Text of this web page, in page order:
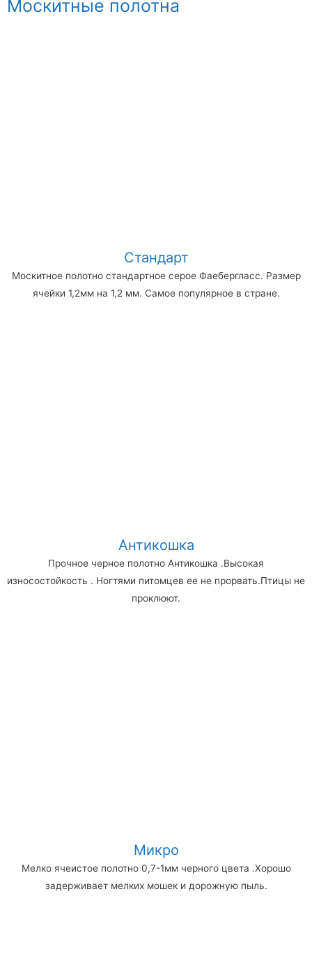
Москитные полотна
Стандарт
Москитное полотно стандартное серое Фаебергласс. Размер
ячейки 1,2мм на 1,2 мм. Самое популярное в стране.
Антикошка
Прочное черное полотно Антикошка .Высокая
износостойкость . Ногтями питомцев ее не прорвать.Птицы не
проклюют.
Микро
Мелко ячеистое полотно 0,7-1мм черного цвета .Хорошо
задерживает мелких мошек и дорожную пыль.